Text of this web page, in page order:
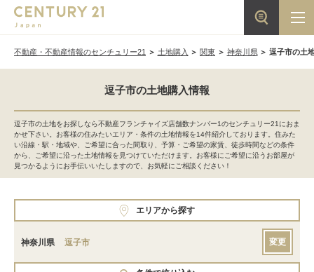
不動産・不動産情報のセンチュリー21 土地購入 関東 神奈川県 逗子市の土
逗子市の土地購入情報
逗子市の土地をお探しなら不動産フランチャイズ店舗数ナンバー1のセンチュリー21におま
かせ下さい。お客様の住みたいエリア・条件の土地情報を14件紹介しております。住みた
い沿線・駅・地域や、ご希望に合った間取り、予算・ご希望の家賃、徒歩時間などの条件
から、ご希望に沿った土地情報を見つけていただけます。お客様にご希望に沿うお部屋が
見つかるようにお手伝いいたしますので、お気軽にご相談ください！
エリアから探す
神奈川県 逗子市 変更